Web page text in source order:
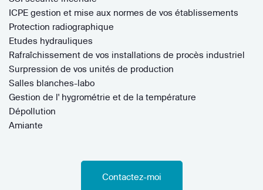
ICPE gestion et mise aux normes de vos établissements
Protection radiographique
Etudes hydrauliques
Rafraîchissement de vos installations de procès industriel
Surpression de vos unités de production
Salles blanches-labo
Gestion de l' hygrométrie et de la température
Dépollution
Amiante
Contactez-moi